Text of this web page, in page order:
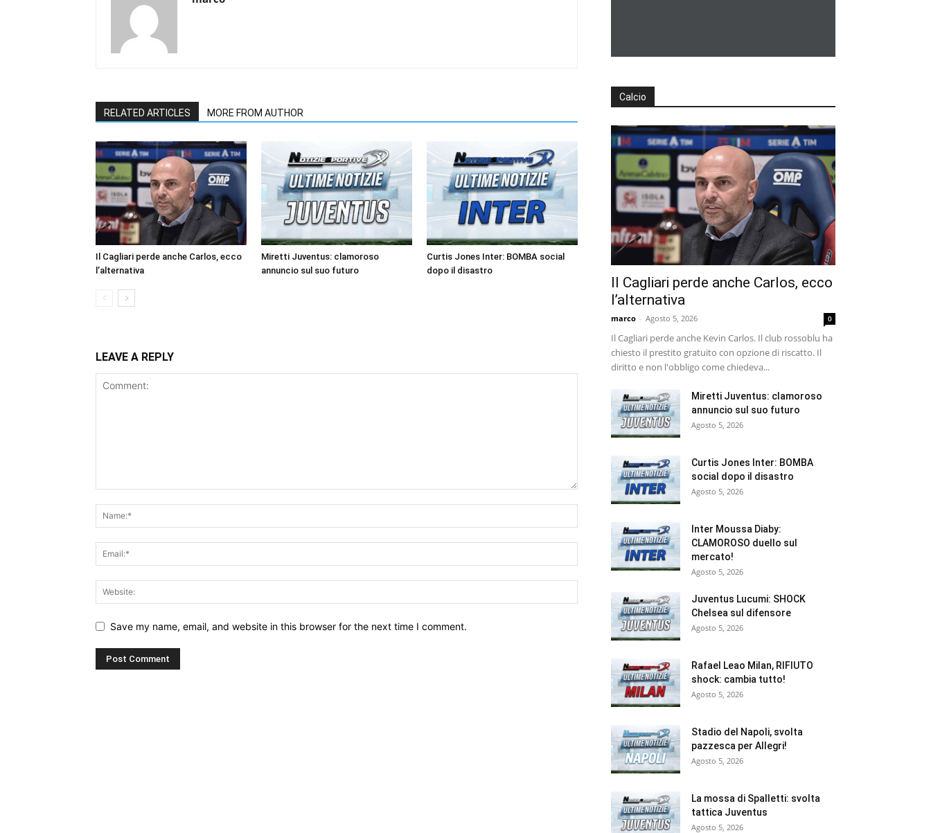
RELATED ARTICLES MORE FROM AUTHOR
Il Cagliari perde anche Carlos, ecco
l’alternativa
Miretti Juventus: clamoroso
annuncio sul suo futuro
Curtis Jones Inter: BOMBA social
dopo il disastro
LEAVE A REPLY
Save my name, email, and website in this browser for the next time I comment.
Calcio
Il Cagliari perde anche Carlos, ecco
l’alternativa
marco - Agosto 5, 2026 0
Il Cagliari perde anche Kevin Carlos. Il club rossoblu ha
chiesto il prestito gratuito con opzione di riscatto. Il
diritto e non l'obbligo come chiedeva...
Miretti Juventus: clamoroso
annuncio sul suo futuro
Agosto 5, 2026
Curtis Jones Inter: BOMBA
social dopo il disastro
Agosto 5, 2026
Inter Moussa Diaby:
CLAMOROSO duello sul
mercato!
Agosto 5, 2026
Juventus Lucumi: SHOCK
Chelsea sul difensore
Agosto 5, 2026
Rafael Leao Milan, RIFIUTO
shock: cambia tutto!
Agosto 5, 2026
Stadio del Napoli, svolta
pazzesca per Allegri!
Agosto 5, 2026
La mossa di Spalletti: svolta
tattica Juventus
Agosto 5, 2026